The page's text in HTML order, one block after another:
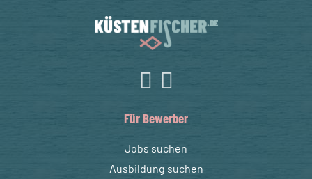
Für Bewerber
Jobs suchen
Ausbildung suchen